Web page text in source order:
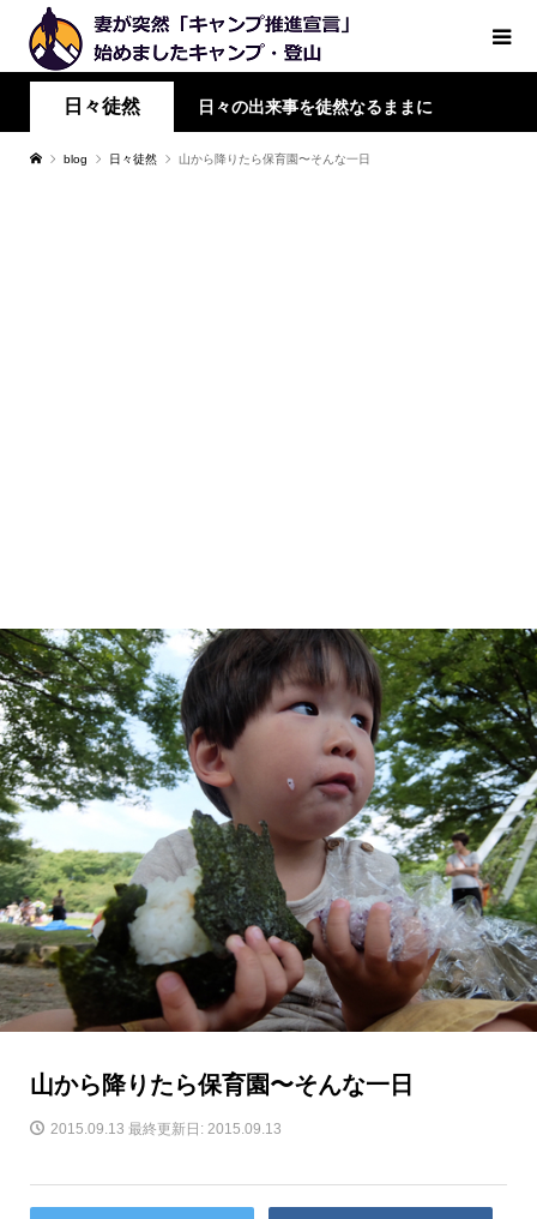
日々徒然 日々の出来事を徒然なるままに
blog 日々徒然 山から降りたら保育園〜そんな一日
山から降りたら保育園〜そんな一日
2015.09.13 最終更新日: 2015.09.13